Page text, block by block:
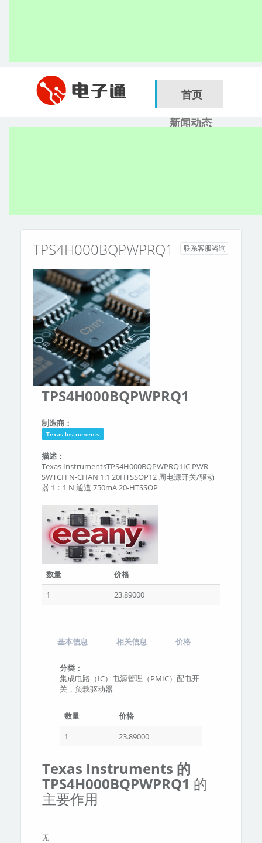
首页
新闻动态
服务商
联系客服咨询
TPS4H000BQPWPRQ1
TPS4H000BQPWPRQ1
制造商：
Texas Instruments
描述：
Texas InstrumentsTPS4H000BQPWPRQ1IC PWR
SWTCH N-CHAN 1:1 20HTSSOP12 周电源开关/驱动
器 1：1 N 通道 750mA 20-HTSSOP
数量
价格
1
23.89000
基本信息 相关信息 价格
分类：
集成电路（IC）电源管理（PMIC）配电开
关，负载驱动器
数量
价格
1
23.89000
Texas Instruments 的
TPS4H000BQPWPRQ1 的
主要作用
无